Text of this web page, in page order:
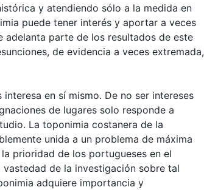
y atendiendo sólo a la medida en
puede tener interés y aportar a veces
adelanta parte de los resultados de este
de evidencia a veces extremada,
en sí mismo. De no ser intereses
de lugares solo responde a
La toponimia costanera de la
unida a un problema de máxima
prioridad de los portugueses en el
de la investigación sobre tal
adquiere importancia y